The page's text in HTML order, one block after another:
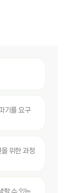
기를 요구
위한 과정